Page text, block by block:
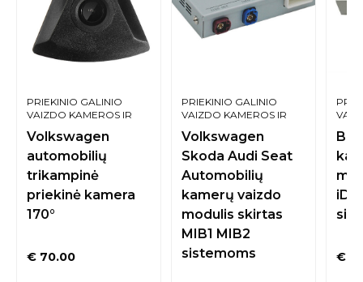
PRIEKINIO GALINIO
VAIZDO KAMEROS IR
Volkswagen
automobilių
trikampinė
priekinė kamera
170°
€ 70.00
PRIEKINIO GALINIO
VAIZDO KAMEROS IR
Volkswagen
Skoda Audi Seat
Automobilių
kamerų vaizdo
modulis skirtas
MIB1 MIB2
sistemoms
€